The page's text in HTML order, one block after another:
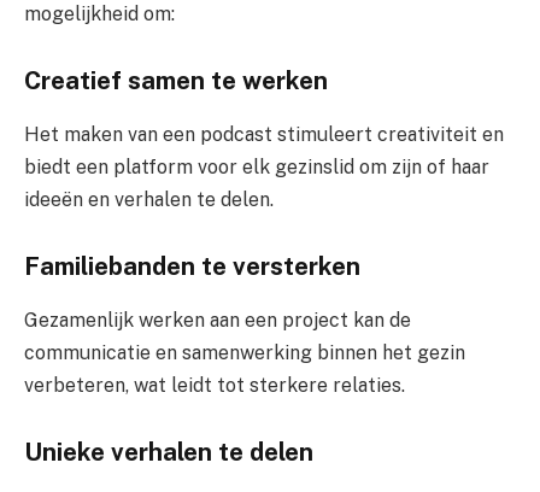
mogelijkheid om:
Creatief samen te werken
Het maken van een podcast stimuleert creativiteit en
biedt een platform voor elk gezinslid om zijn of haar
ideeën en verhalen te delen.
Familiebanden te versterken
Gezamenlijk werken aan een project kan de
communicatie en samenwerking binnen het gezin
verbeteren, wat leidt tot sterkere relaties.
Unieke verhalen te delen